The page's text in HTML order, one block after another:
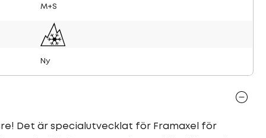
M+S
Ny
Det är specialutvecklat för Framaxel för